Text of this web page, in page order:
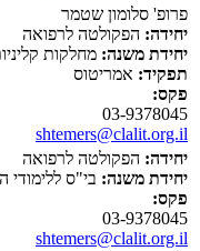
פרופ' סלומון שטמר
יחידה: הפקולטה לרפואה
יחידת משנה: מחלקות
תפקיד: אמריטוס
פקס:
03-9378045
shtemers@clalit.org.il
יחידה: הפקולטה לרפואה
יחידת משנה: בי"ס
פקס:
03-9378045
shtemers@clalit.org.il